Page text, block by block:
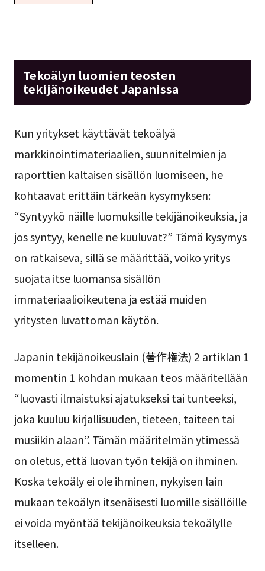
Tekoälyn luomien teosten
tekijänoikeudet Japanissa
Kun yritykset käyttävät tekoälyä
markkinointimateriaalien, suunnitelmien ja
raporttien kaltaisen sisällön luomiseen, he
kohtaavat erittäin tärkeän kysymyksen:
“Syntyykö näille luomuksille tekijänoikeuksia, ja
jos syntyy, kenelle ne kuuluvat?” Tämä kysymys
on ratkaiseva, sillä se määrittää, voiko yritys
suojata itse luomansa sisällön
immateriaalioikeutena ja estää muiden
yritysten luvattoman käytön.
Japanin tekijänoikeuslain (著作権法) 2 artiklan 1
momentin 1 kohdan mukaan teos määritellään
“luovasti ilmaistuksi ajatukseksi tai tunteeksi,
joka kuuluu kirjallisuuden, tieteen, taiteen tai
musiikin alaan”. Tämän määritelmän ytimessä
on oletus, että luovan työn tekijä on ihminen.
Koska tekoäly ei ole ihminen, nykyisen lain
mukaan tekoälyn itsenäisesti luomille sisällöille
ei voida myöntää tekijänoikeuksia tekoälylle
itselleen.